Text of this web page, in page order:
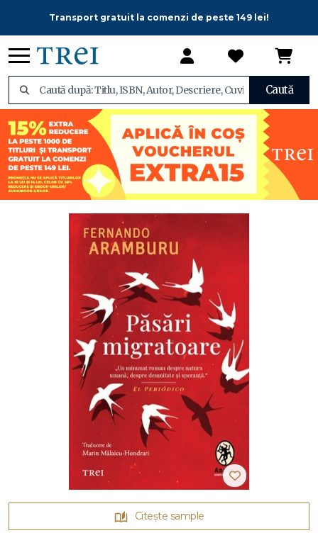
Transport gratuit la comenzi de peste 149 lei!
Caută
Citește sample